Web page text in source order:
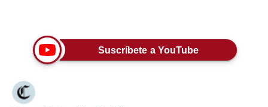
Moda
Estilos
Mundo
Suscríbete a YouTube